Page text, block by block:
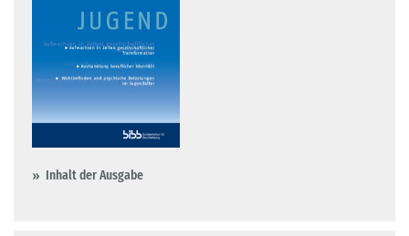
Inhalt der Ausgabe